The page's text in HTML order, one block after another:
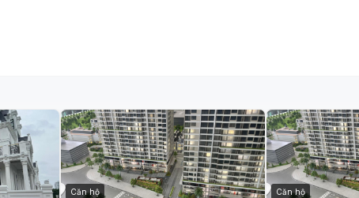
Căn hộ Căn hộ